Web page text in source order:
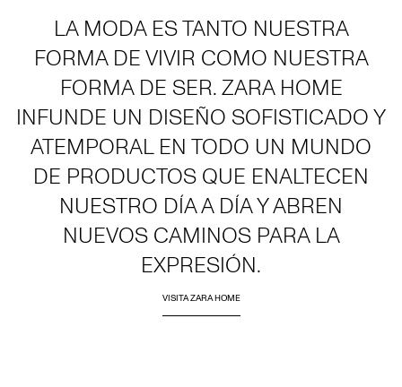
LA MODA ES TANTO NUESTRA
FORMA DE VIVIR COMO NUESTRA
FORMA DE SER. ZARA HOME
INFUNDE UN DISEÑO SOFISTICADO Y
ATEMPORAL EN TODO UN MUNDO
DE PRODUCTOS QUE ENALTECEN
NUESTRO DÍA A DÍA Y ABREN
NUEVOS CAMINOS PARA LA
EXPRESIÓN.
VISITA ZARA HOME